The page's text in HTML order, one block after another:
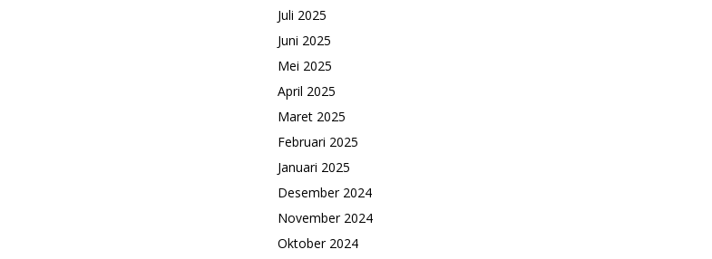
Juli 2025
Juni 2025
Mei 2025
April 2025
Maret 2025
Februari 2025
Januari 2025
Desember 2024
November 2024
Oktober 2024